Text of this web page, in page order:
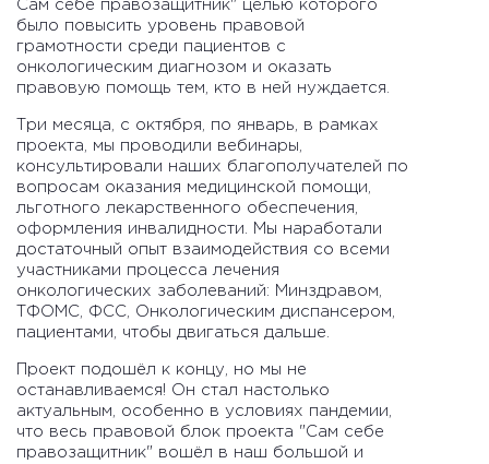
Сам себе правозащитник" целью которого
было повысить уровень правовой
грамотности среди пациентов с
онкологическим диагнозом и оказать
правовую помощь тем, кто в ней нуждается.
Три месяца, с октября, по январь, в рамках
проекта, мы проводили вебинары,
консультировали наших благополучателей по
вопросам оказания медицинской помощи,
льготного лекарственного обеспечения,
оформления инвалидности. Мы наработали
достаточный опыт взаимодействия со всеми
участниками процесса лечения
онкологических заболеваний: Минздравом,
ТФОМС, ФСС, Онкологическим диспансером,
пациентами, чтобы двигаться дальше.
Проект подошёл к концу, но мы не
останавливаемся! Он стал настолько
актуальным, особенно в условиях пандемии,
что весь правовой блок проекта "Сам себе
правозащитник" вошёл в наш большой и